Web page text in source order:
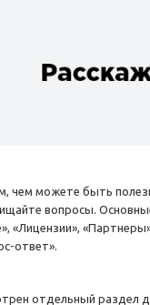
чем можете быть
вопросы.
«Лицензии»,
ответ».
отдельный раздел